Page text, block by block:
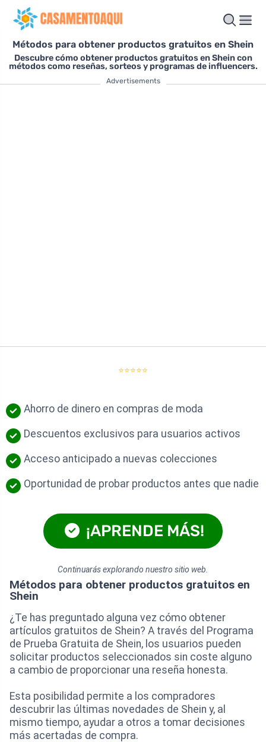
Métodos para obtener productos gratuitos en Shein
Descubre cómo obtener productos gratuitos en Shein con
métodos como reseñas, sorteos y programas de influencers.
Advertisements
⭐⭐⭐⭐⭐
Ahorro de dinero en compras de moda
Descuentos exclusivos para usuarios activos
Acceso anticipado a nuevas colecciones
Oportunidad de probar productos antes que nadie
¡APRENDE MÁS!
Continuarás explorando nuestro sitio web.
Métodos para obtener productos gratuitos en
Shein
¿Te has preguntado alguna vez cómo obtener
artículos gratuitos de Shein? A través del Programa
de Prueba Gratuita de Shein, los usuarios pueden
solicitar productos seleccionados sin coste alguno
a cambio de proporcionar una reseña honesta.
Esta posibilidad permite a los compradores
descubrir las últimas novedades de Shein y, al
mismo tiempo, ayudar a otros a tomar decisiones
más acertadas de compra.